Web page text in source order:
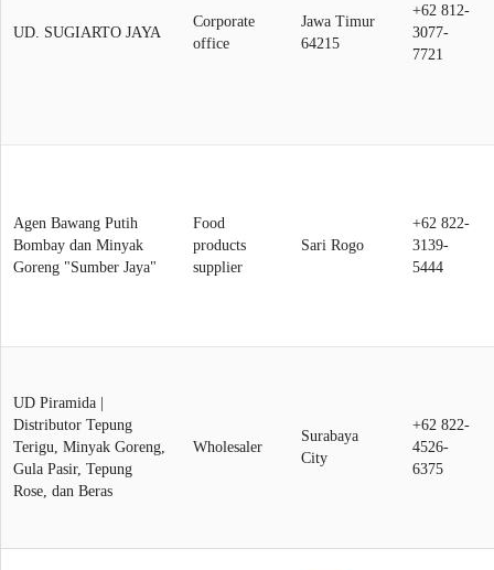
UD. SUGIARTO JAYA
Corporate
office
Jawa Timur
64215
+62 812-
3077-
7721
Agen Bawang Putih
Bombay dan Minyak
Goreng "Sumber Jaya"
Food
products
supplier
Sari Rogo
+62 822-
3139-
5444
UD Piramida |
Distributor Tepung
Terigu, Minyak Goreng,
Gula Pasir, Tepung
Rose, dan Beras
Wholesaler
Surabaya
City
+62 822-
4526-
6375